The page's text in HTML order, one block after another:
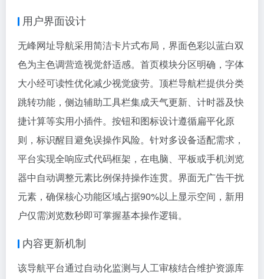
用户界面设计
无峰网址导航采用简洁卡片式布局，界面色彩以蓝白双
色为主色调营造视觉舒适感。首页模块分区明确，字体
大小经可读性优化减少视觉疲劳。顶栏导航栏提供分类
跳转功能，侧边辅助工具栏集成天气更新、计时器及快
捷计算等实用小插件。按钮和图标设计遵循扁平化原
则，标识醒目避免误操作风险。针对多设备适配需求，
平台实现全响应式代码框架，在电脑、平板或手机浏览
器中自动调整元素比例保持操作连贯。界面无广告干扰
元素，确保核心功能区域占据90%以上显示空间，新用
户仅需浏览数秒即可掌握基本操作逻辑。
内容更新机制
该导航平台通过自动化监测与人工审核结合维护资源库